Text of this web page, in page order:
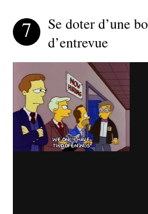
Se doter d’une
d’entrevue